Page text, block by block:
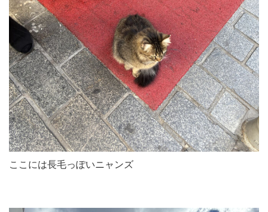
ここには長毛っぽいニャンズ